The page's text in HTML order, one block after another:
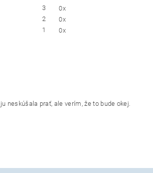
3
0x
2
0x
1
0x
neskúšala prať, ale verím, že to bude okej.